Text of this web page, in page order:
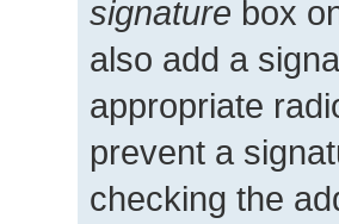
signature box
also add a
appropriate
prevent a
checking the